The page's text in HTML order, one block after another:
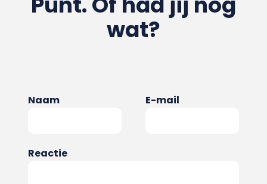
wat?
Naam E-mail
Reactie